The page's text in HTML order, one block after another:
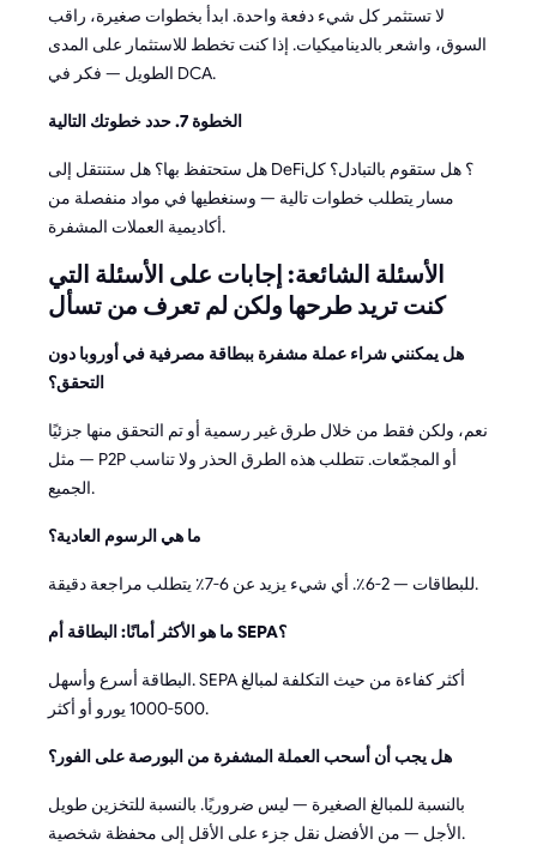
لا تستثمر كل شيء دفعة واحدة. ابدأ بخطوات صغيرة، راقب
السوق، واشعر بالديناميكيات. إذا كنت تخطط للاستثمار على المدى
الطويل — فكر في DCA.
الخطوة 7. حدد خطوتك التالية
هل ستحتفظ بها؟ هل ستنتقل إلى DeFi؟ هل ستقوم بالتبادل؟ كل
مسار يتطلب خطوات تالية — وسنغطيها في مواد منفصلة من
أكاديمية العملات المشفرة.
الأسئلة الشائعة: إجابات على الأسئلة التي
كنت تريد طرحها ولكن لم تعرف من تسأل
هل يمكنني شراء عملة مشفرة ببطاقة مصرفية في أوروبا دون
التحقق؟
نعم، ولكن فقط من خلال طرق غير رسمية أو تم التحقق منها جزئيًا
— مثل P2P أو المجمّعات. تتطلب هذه الطرق الحذر ولا تناسب
الجميع.
ما هي الرسوم العادية؟
للبطاقات — 2-6٪. أي شيء يزيد عن 6-7٪ يتطلب مراجعة دقيقة.
ما هو الأكثر أمانًا: البطاقة أم SEPA؟
البطاقة أسرع وأسهل. SEPA أكثر كفاءة من حيث التكلفة لمبالغ
500-1000 يورو أو أكثر.
هل يجب أن أسحب العملة المشفرة من البورصة على الفور؟
بالنسبة للمبالغ الصغيرة — ليس ضروريًا. بالنسبة للتخزين طويل
الأجل — من الأفضل نقل جزء على الأقل إلى محفظة شخصية.